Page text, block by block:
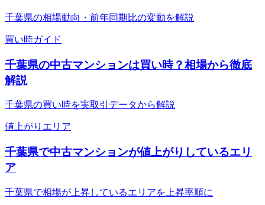
千葉県の相場動向・前年同期比の変動を解説
買い時ガイド
千葉県の中古マンションは買い時？相場から徹底
解説
千葉県の買い時を実取引データから解説
値上がりエリア
千葉県で中古マンションが値上がりしているエリ
ア
千葉県で相場が上昇しているエリアを上昇率順に